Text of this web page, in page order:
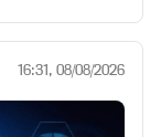
16:31, 08/08/2026